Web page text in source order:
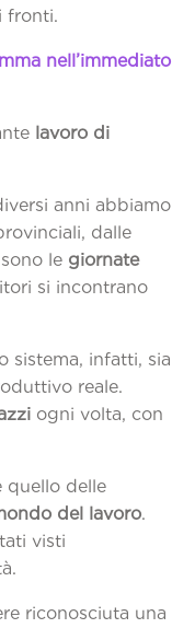
fronti.
nell’immediato
lavoro di
anni abbiamo
dalle
le giornate
si incontrano
sistema, infatti, sia
reale.
ogni volta, con
quello delle
del lavoro.
visti
riconosciuta una